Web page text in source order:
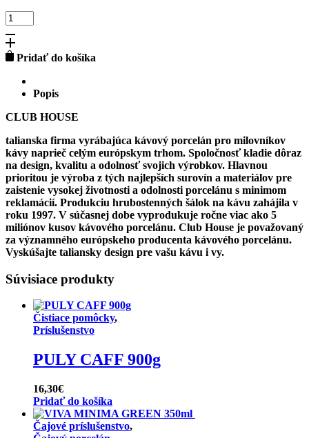
množstvo
VIOLA
COFFEE
BIANCO
Pridať do košíka
Popis
CLUB HOUSE
talianska firma vyrábajúca kávový porcelán pro milovníkov
kávy naprieč celým európskym trhom. Spoločnosť kladie dôraz
na design, kvalitu a odolnosť svojich výrobkov. Hlavnou
prioritou je výroba z tých najlepších surovín a materiálov pre
zaistenie vysokej životnosti a odolnosti porcelánu s minimom
reklamácií. Produkciu hrubostenných šálok na kávu zahájila v
roku 1997. V súčasnej dobe vyprodukuje ročne viac ako 5
miliónov kusov kávového porcelánu. Club House je považovaný
za významného európskeho producenta kávového porcelánu.
Vyskúšajte taliansky design pre vašu kávu i vy.
Súvisiace produkty
Čistiace pomôcky,
Príslušenstvo
PULY CAFF 900g
16,30€
Pridať do košíka
Čajové príslušenstvo,